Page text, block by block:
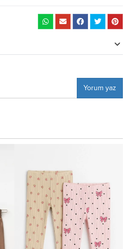
Yorum yaz